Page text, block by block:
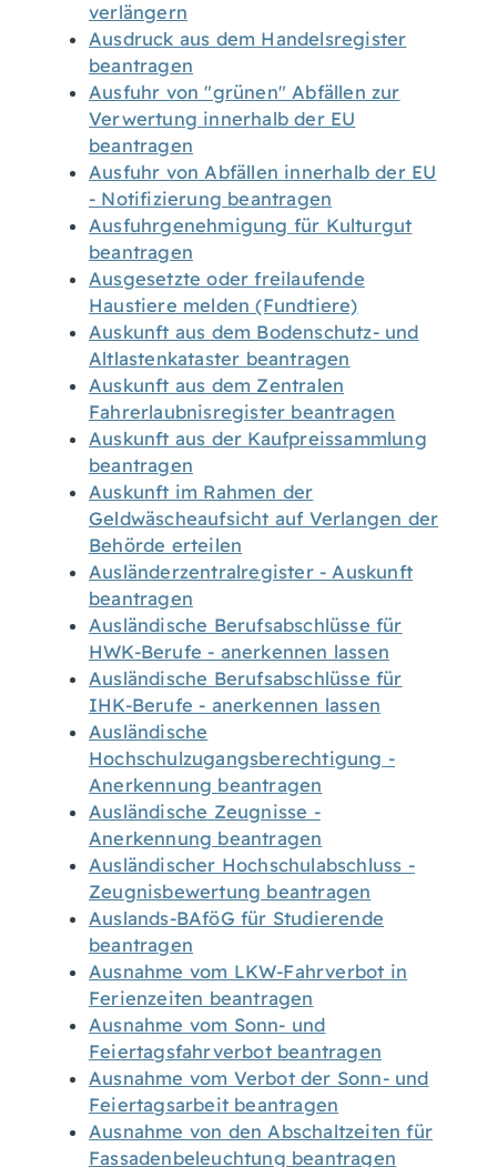
verlängern
Ausdruck aus dem Handelsregister
beantragen
Ausfuhr von "grünen" Abfällen zur
Verwertung innerhalb der EU
beantragen
Ausfuhr von Abfällen innerhalb der EU
- Notifizierung beantragen
Ausfuhrgenehmigung für Kulturgut
beantragen
Ausgesetzte oder freilaufende
Haustiere melden (Fundtiere)
Auskunft aus dem Bodenschutz- und
Altlastenkataster beantragen
Auskunft aus dem Zentralen
Fahrerlaubnisregister beantragen
Auskunft aus der Kaufpreissammlung
beantragen
Auskunft im Rahmen der
Geldwäscheaufsicht auf Verlangen der
Behörde erteilen
Ausländerzentralregister - Auskunft
beantragen
Ausländische Berufsabschlüsse für
HWK-Berufe - anerkennen lassen
Ausländische Berufsabschlüsse für
IHK-Berufe - anerkennen lassen
Ausländische
Hochschulzugangsberechtigung -
Anerkennung beantragen
Ausländische Zeugnisse -
Anerkennung beantragen
Ausländischer Hochschulabschluss -
Zeugnisbewertung beantragen
Auslands-BAföG für Studierende
beantragen
Ausnahme vom LKW-Fahrverbot in
Ferienzeiten beantragen
Ausnahme vom Sonn- und
Feiertagsfahrverbot beantragen
Ausnahme vom Verbot der Sonn- und
Feiertagsarbeit beantragen
Ausnahme von den Abschaltzeiten für
Fassadenbeleuchtung beantragen